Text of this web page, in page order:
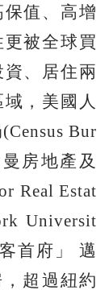
值、高增
被全球買
、居住兩
，美國人
Bur
房地產及
Real Estat
Universit
首府」 邁
超過紐約